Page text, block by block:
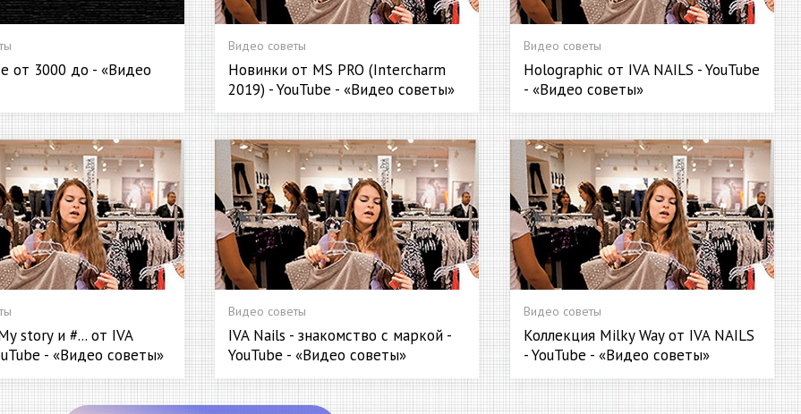
от 3000 до - «Видео
Видео советы
Новинки от MS PRO (Intercharm
2019) - YouTube - «Видео советы»
Видео советы
Holographic от IVA NAILS - YouTube
- «Видео советы»
story и #... от IVA
- «Видео советы»
Видео советы
IVA Nails - знакомство с маркой -
YouTube - «Видео советы»
Видео советы
Коллекция Milky Way от IVA NAILS
- YouTube - «Видео советы»